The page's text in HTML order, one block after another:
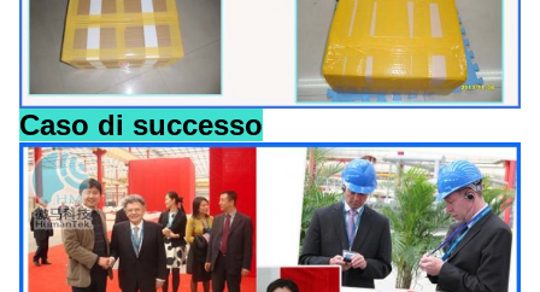
Caso di successo